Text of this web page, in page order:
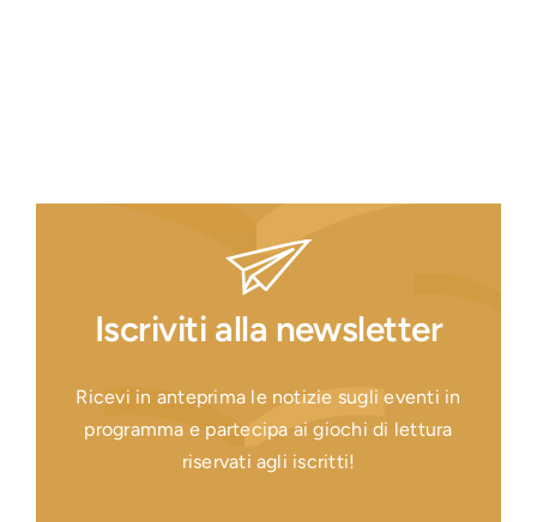
Iscriviti alla newsletter
Ricevi in anteprima le notizie sugli eventi in
programma e partecipa ai giochi di lettura
riservati agli iscritti!